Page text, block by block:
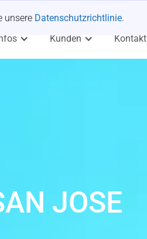
unsere Datenschutzrichtlinie.
Kunden Kontakt
JOSE